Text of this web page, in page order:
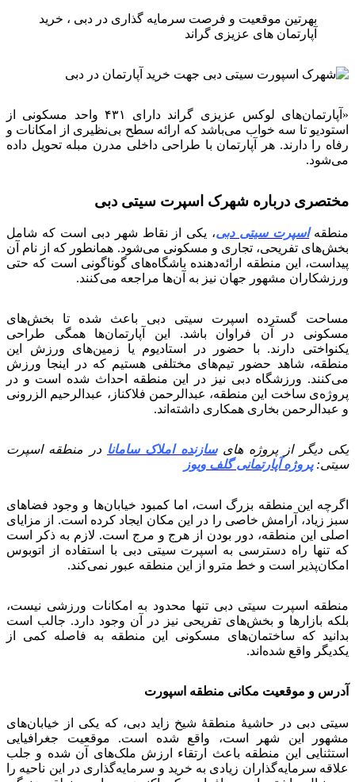
بهرتین موقعیت و فرصت سرمایه گذاری در دبی ، خرید
آپارتمان های عزیزی گراند
«آپارتمان‌های لوکس عزیزی گراند دارای ۴۳۱ واحد مسکونی از
استودیو تا سه خواب می‌باشد که ارائه سطح بی‌نظیری از امکانات و
رفاه را دارند. هر آپارتمان با طراحی داخلی مدرن مبله تحویل داده
می‌شود.
مختصری درباره شهرک اسپرت سیتی دبی
منطقهاسپرت سیتی دبی، یکی از نقاط شهر دبی است که شامل
بخش‌های تفریحی، تجاری و مسکونی می‌شود. همانطور که از نام آن
پیداست، این منطقه ارائه‌دهنده باشگاه‌های گوناگونی است که حتی
ورزشکاران مشهور جهان نیز به آن‌ها مراجعه می‌کنند.
مساحت گسترده اسپرت سیتی دبی باعث شده تا بخش‌های
مسکونی در آن فراوان باشد. این آپارتمان‌ها همگی طراحی
یکنواختی دارند. با حضور در استادیوم یا زمین‌های ورزش این
منطقه، شاهد حضور تیم‌های مختلفی هستیم که در اینجا ورزش
می‌کنند. ورزشگاه دبی نیز در این منطقه احداث شده است و در
پروژه‌ی ساخت این منطقه، عبدالرحمن فلاکناز، عبدالرحیم الزرونی
و عبدالرحمن بخاری همکاری داشته‌اند.
یکی دیگر از پروژه هایسازنده املاک سامانا در منطقه اسپرت
سیتی:پروژه آپارتمانی گلف ویوز
اگرچه این منطقه بزرگ است، اما کمبود خیابان‌ها و وجود فضاهای
سبز زیاد، آرامش خاصی را در این مکان ایجاد کرده است. از مزایای
اصلی این منطقه، دور بودن از هرج و مرج است. لازم به ذکر است
که تنها راه دسترسی به اسپرت سیتی دبی با استفاده از اتوبوس
امکان‌پذیر است و خط مترو از این منطقه عبور نمی‌کند.
منطقه اسپرت سیتی دبی تنها محدود به امکانات ورزشی نیست،
بلکه بازارها و بخش‌های تفریحی نیز در آن وجود دارد. جالب است
بدانید که ساختمان‌های مسکونی این منطقه به فاصله کمی از
یکدیگر واقع شده‌اند.
آدرس و موقعیت مکانی منطقه اسپورت
سیتی دبی در حاشیهٔ منطقهٔ شیخ زاید دبی، که یکی از خیابان‌های
مشهور این شهر است، واقع شده است. موقعیت جغرافیایی
استثنایی این منطقه باعث ارتقاء ارزش ملک‌های آن شده و جلب
علاقه سرمایه‌گذاران زیادی به خرید و سرمایه‌گذاری در این ناحیه را